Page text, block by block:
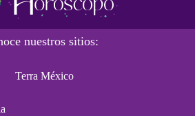
nuestros sitios:
Terra México